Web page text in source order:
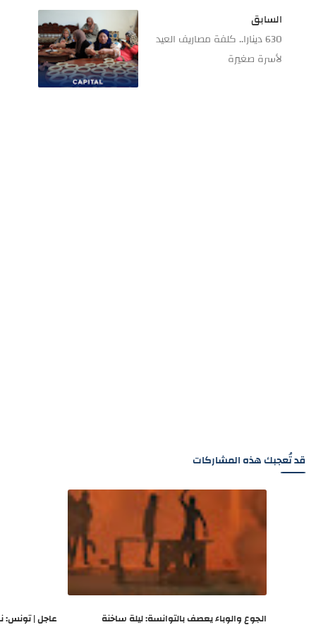
السابق
630 دينارا.. كلفة مصاريف العيد
لأسرة صغيرة
قد تُعجبك هذه المشاركات
الجوع والوباء يعصف بالتوانسة: ليلة ساخنة
عاجل | تونس: